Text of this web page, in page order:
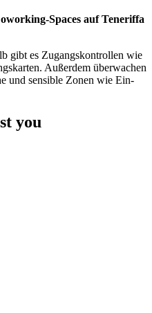
Spaces auf Teneriffa
gibt es Zugangskontrollen wie
Außerdem überwachen
und sensible Zonen wie Ein-
you